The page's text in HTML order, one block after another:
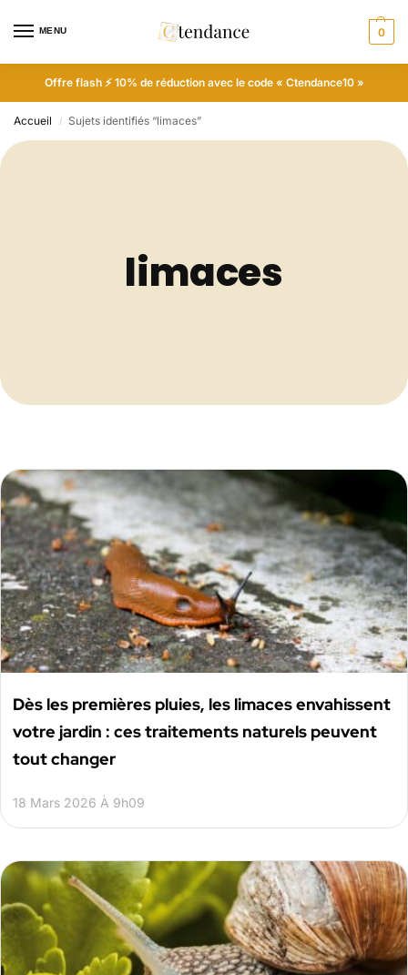
MENU 0
Offre flash ⚡ 10% de réduction avec le code « Ctendance10 »
Accueil / Sujets identifiés “limaces”
limaces
Dès les premières pluies, les limaces envahissent
votre jardin : ces traitements naturels peuvent
tout changer
18 Mars 2026 À 9h09